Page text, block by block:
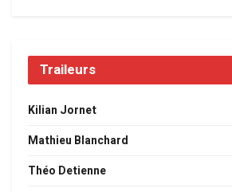
Traileurs
Kilian Jornet
Mathieu Blanchard
Théo Detienne